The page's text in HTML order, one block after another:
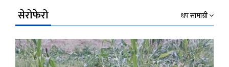
सेरोफेरो थप सामाग्री